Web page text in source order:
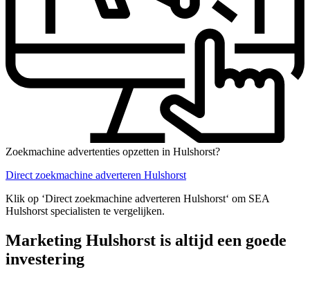
Zoekmachine advertenties opzetten in Hulshorst?
Direct zoekmachine adverteren Hulshorst
Klik op ‘Direct zoekmachine adverteren Hulshorst‘ om SEA
Hulshorst specialisten te vergelijken.
Marketing Hulshorst is altijd een goede
investering